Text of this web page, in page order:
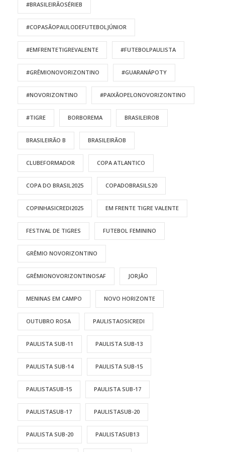
#BRASILEIRÃOSÉRIEB
#COPASÃOPAULODEFUTEBOLJÚNIOR
#EMFRENTETIGREVALENTE #FUTEBOLPAULISTA
#GRÊMIONOVORIZONTINO #GUARANÁPOTY
#NOVORIZONTINO #PAIXÃOPELONOVORIZONTINO
#TIGRE BORBOREMA BRASILEIROB
BRASILEIRÃO B BRASILEIRÃOB
CLUBEFORMADOR COPA ATLANTICO
COPA DO BRASIL2025 COPADOBRASILS20
COPINHASICREDI2025 EM FRENTE TIGRE VALENTE
FESTIVAL DE TIGRES FUTEBOL FEMININO
GRÊMIO NOVORIZONTINO
GRÊMIONOVORIZONTINOSAF JORJÃO
MENINAS EM CAMPO NOVO HORIZONTE
OUTUBRO ROSA PAULISTAOSICREDI
PAULISTA SUB-11 PAULISTA SUB-13
PAULISTA SUB-14 PAULISTA SUB-15
PAULISTASUB-15 PAULISTA SUB-17
PAULISTASUB-17 PAULISTASUB-20
PAULISTA SUB-20 PAULISTASUB13